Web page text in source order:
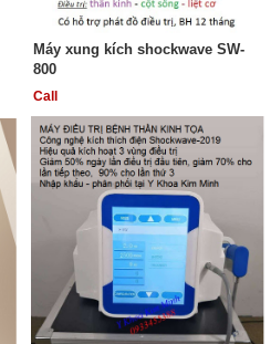
Máy xung kích shockwave SW-
800
Call